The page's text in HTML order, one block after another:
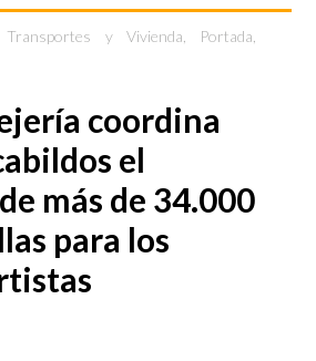
Transportes y Vivienda Portada
coordina
el
más de 34.000
para los